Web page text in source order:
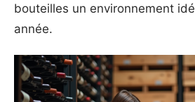
bouteilles un environnement
année.